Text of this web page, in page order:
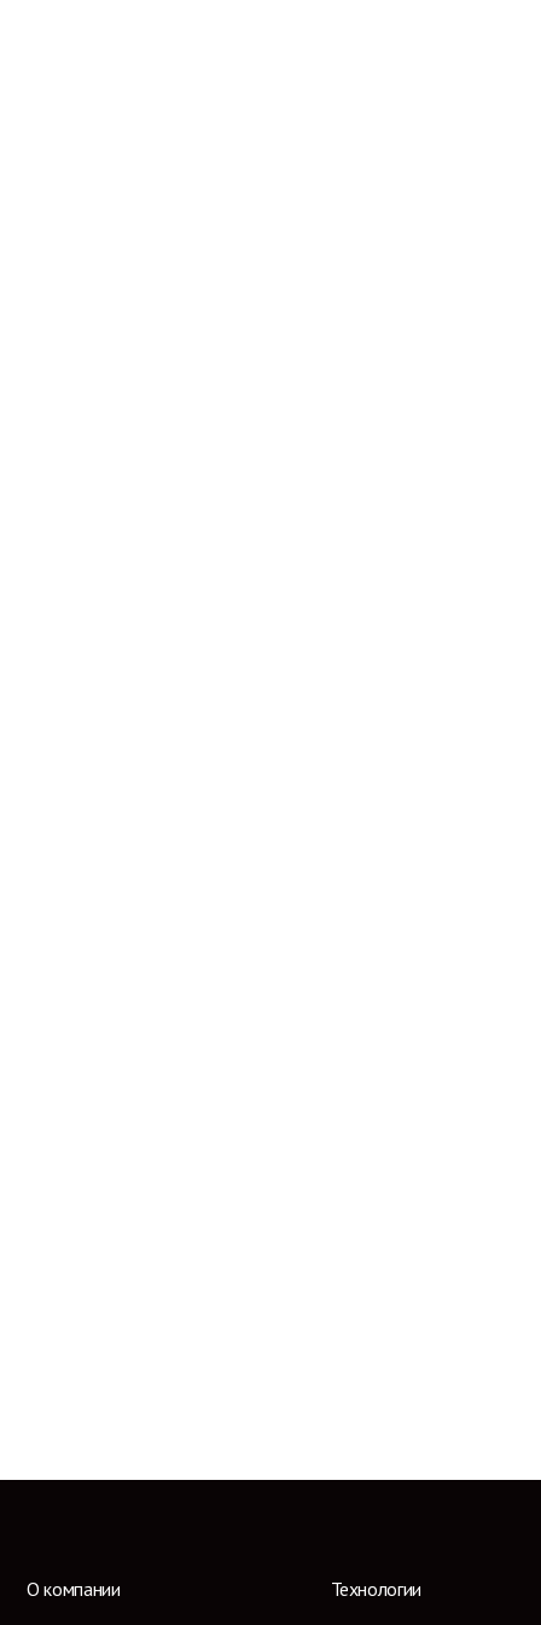
О компании Технологии